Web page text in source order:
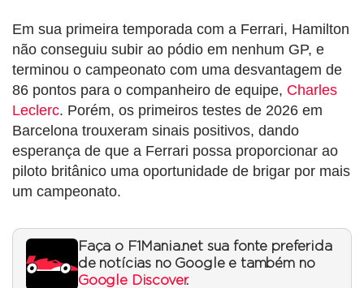
Em sua primeira temporada com a Ferrari, Hamilton
não conseguiu subir ao pódio em nenhum GP, e
terminou o campeonato com uma desvantagem de
86 pontos para o companheiro de equipe, Charles
Leclerc. Porém, os primeiros testes de 2026 em
Barcelona trouxeram sinais positivos, dando
esperança de que a Ferrari possa proporcionar ao
piloto britânico uma oportunidade de brigar por mais
um campeonato.
Faça o F1Mania.net sua fonte preferida
de notícias no Google e também no
Google Discover.